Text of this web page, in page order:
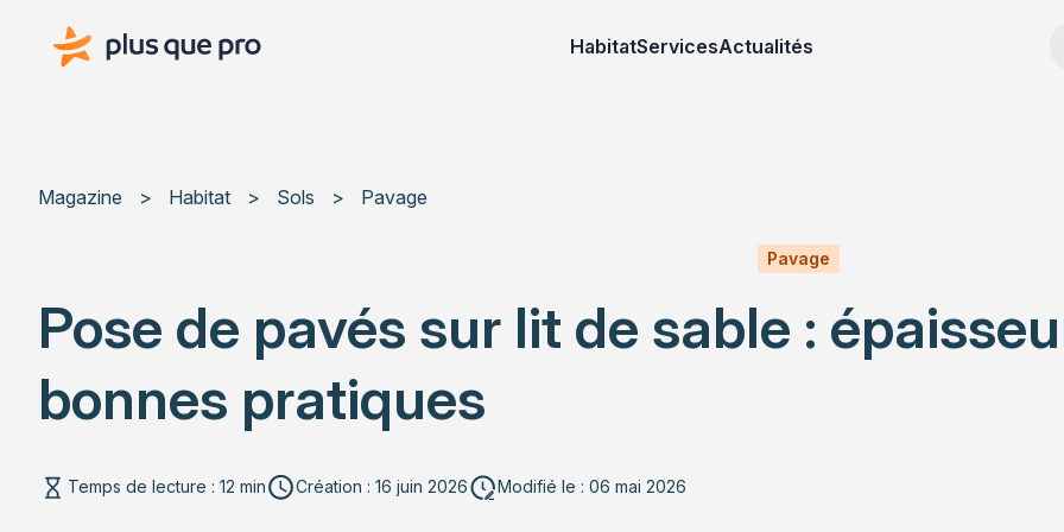
Plus que pro Mag'
HabitatServicesActualités
Magazine > Habitat > Sols > Pavage
Pavage
Pose de pavés sur lit de sable :
bonnes pratiques
Temps de lecture : 12 min Création : 16 juin 2026 Modifié le : 06 mai 2026